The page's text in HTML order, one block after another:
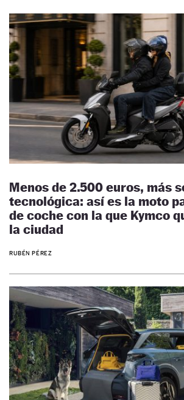
Menos de 2.500 euros, más
tecnológica: así es la moto
de coche con la que Kymco
la ciudad
RUBÉN PÉREZ